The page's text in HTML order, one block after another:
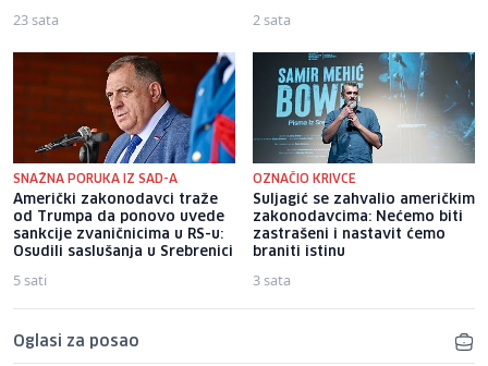
23 sata 2 sata
SNAŽNA PORUKA IZ SAD-A
Američki zakonodavci traže
od Trumpa da ponovo uvede
sankcije zvaničnicima u RS-u:
Osudili saslušanja u Srebrenici
5 sati
OZNAČIO KRIVCE
Suljagić se zahvalio američkim
zakonodavcima: Nećemo biti
zastrašeni i nastavit ćemo
braniti istinu
3 sata
Oglasi za posao